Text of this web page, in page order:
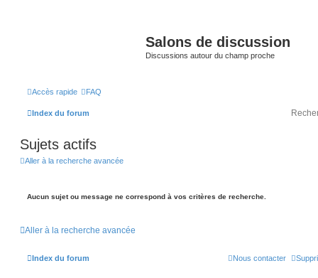
Salons de discussion
Discussions autour du champ proche
Accès rapide FAQ
Index du forum
Sujets actifs
Aller à la recherche avancée
Aucun sujet ou message ne correspond à vos critères de recherche.
Aller à la recherche avancée
Index du forum Nous contacter